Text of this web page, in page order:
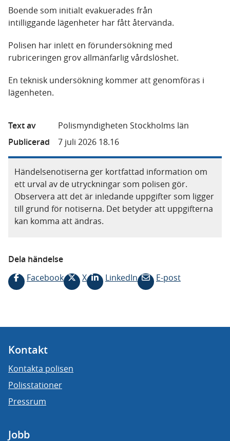
Boende som initialt evakuerades från
intilliggande lägenheter har fått återvända.
Polisen har inlett en förundersökning med
rubriceringen grov allmänfarlig vårdslöshet.
En teknisk undersökning kommer att genomföras i
lägenheten.
Text av
Polismyndigheten Stockholms län
Publicerad
7 juli 2026 18.16
Händelsenotiserna ger kortfattad information om
ett urval av de utryckningar som polisen gör.
Observera att det är inledande uppgifter som ligger
till grund för notiserna. Det betyder att uppgifterna
kan komma att ändras.
Dela händelse
Facebook
X LinkedIn E-post
Kontakt
Kontakta polisen
Polisstationer
Pressrum
Jobb